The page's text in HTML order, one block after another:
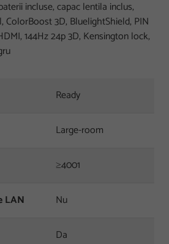
incluse, capac lentila inclus,
3D, BluelightShield, PIN
144Hz 24p 3D, Kensington lock,
Ready
Large-room
≥4001
LAN Nu
Da